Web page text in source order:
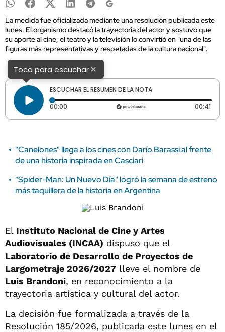
La medida fue oficializada mediante una resolución publicada este
lunes. El organismo destacó la trayectoria del actor y sostuvo que
su aporte al cine, el teatro y la televisión lo convirtió en "una de las
figuras más representativas y respetadas de la cultura nacional".
Toca para escuchar×
ESCUCHAR EL RESUMEN DE LA NOTA
00:00 Tiempo transcurrido: 0 segundos 00:41
"Canelones" llega a los cines con Darío Barassi al frente
de una historia inspirada en Casciari
"Spider-Man: Un Nuevo Día" logró la semana de estreno
más taquillera de la historia en Argentina
El Instituto Nacional de Cine y Artes
Audiovisuales (INCAA) dispuso que el
Laboratorio de Desarrollo de Proyectos de
Largometraje 2026/2027 lleve el nombre de
Luis Brandoni, en reconocimiento a la
trayectoria artística y cultural del actor.
La decisión fue formalizada a través de la
Resolución 185/2026, publicada este lunes en el